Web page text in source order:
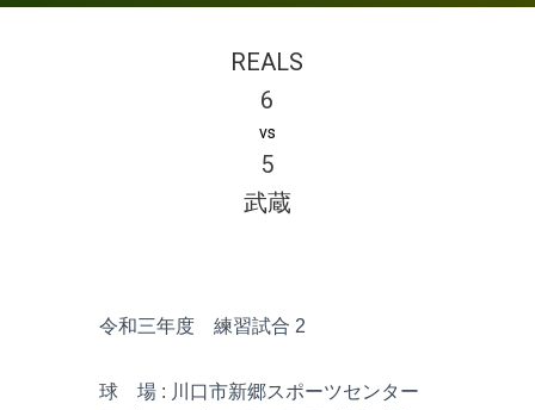
REALS
6
vs
5
武蔵
令和三年度 練習試合 2
球 場 : 川口市新郷スポーツセンター